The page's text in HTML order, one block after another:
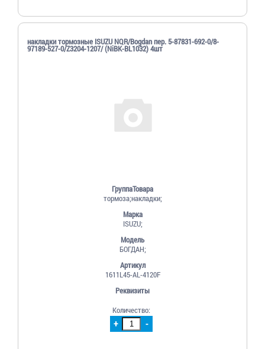
накладки тормозные ISUZU NQR/Bogdan пер. 5-87831-692-0/8-
97189-527-0/Z3204-1207/ (NiBK-BL1032) 4шт
ГруппаТовара
тормоза;накладки;
Марка
ISUZU;
Модель
БОГДАН;
Артикул
1611L45-AL-4120F
Реквизиты
+ -
Количество: